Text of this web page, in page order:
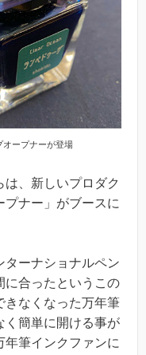
オープナーが登場
は、新しいプロダク
プナー」がブースに
ターナショナルペン
に合ったというこの
きなくなった万年筆
く簡単に開ける事が
年筆インクファンに